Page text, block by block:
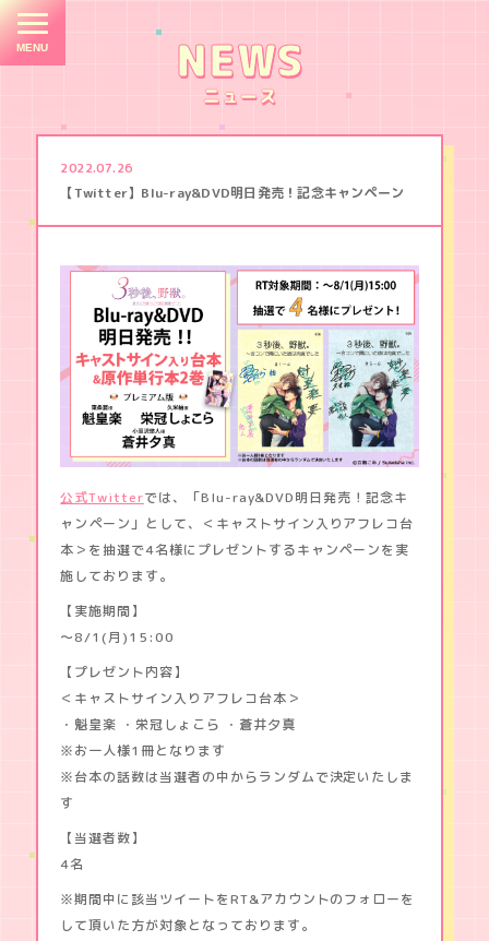
。
た
TOP
NEWS
STORY
CHARACTER
STAFF
/
CAST
ON
AIR
MUSIC
GOODS
NEWS
ニュース
2022.07.26
【Twitter】Blu-ray&DVD明日発売！記念キャンペーン
公式Twitterでは、「Blu-ray&DVD明日発売！記念キ
ャンペーン」として、＜キャストサイン入りアフレコ台
本＞を抽選で4名様にプレゼントするキャンペーンを実
施しております。
【実施期間】
～8/1(月)15:00
【プレゼント内容】
＜キャストサイン入りアフレコ台本＞
・魁皇楽 ・栄冠しょこら ・蒼井夕真
※お一人様1冊となります
※台本の話数は当選者の中からランダムで決定いたしま
す
【当選者数】
4名
※期間中に該当ツイートをRT&アカウントのフォローを
して頂いた方が対象となっております。